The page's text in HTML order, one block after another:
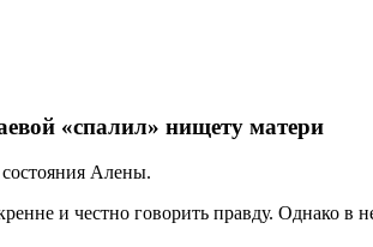
«спалил» нищету матери
Алены.
и честно говорить правду. Однако